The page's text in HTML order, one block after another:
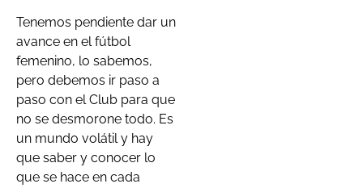
Tenemos pendiente dar un
avance en el fútbol
femenino, lo sabemos,
pero debemos ir paso a
paso con el Club para que
no se desmorone todo. Es
un mundo volátil y hay
que saber y conocer lo
que se hace en cada